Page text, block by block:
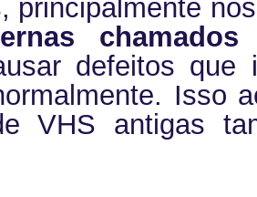
principalmente
defeitos que
Isso
VHS antigas